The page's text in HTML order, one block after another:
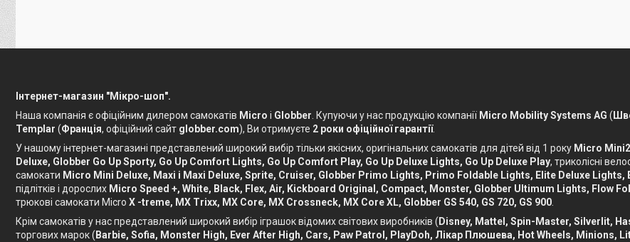
Інтернет-магазин "Мікро-шоп".
Наша компанія є офіційним дилером самокатів Micro і Globber . Купуючи у нас продукцію компанії Micro Mobility Systems AG (
Templar (Франція, офіційний сайт globber.com), Ви отримуєте 2 роки офіційної гарантії.
У нашому інтернет-магазині представлений широкий вибір тільки якісних, оригінальних самокатів для дітей від 1 року Micro
Deluxe, Globber Go Up Sporty, Go Up Comfort Lights, Go Up Comfort Play, Go Up Deluxe Lights, Go Up Deluxe Play, триколісні
самокати Micro Mini Deluxe, Maxi і Maxi Deluxe, Sprite, Cruiser, Globber Primo Lights, Primo Foldable Lights, Elite Deluxe
підлітків і дорослих Micro Speed ​​+, White, Black, Flex, Air, Kickboard Original, Compact, Monster, Globber Ultimum Lights, Flow
трюкові самокати Micro X -treme, MX Trixx, MX Core, MX Crossneck, MX Core XL, Globber GS 540, GS 720, GS 900
Крім самокатів у нас представлений широкий вибір іграшок відомих світових виробників ( Disney, Mattel, Spin-Master, Silverlit,
торгових марок ( Barbie, Sofia, Monster High, Ever After High, Cars, Paw Patrol, PlayDoh, Лікар Плюшева, Hot Wheels, Minions,